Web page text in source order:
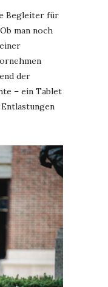
Begleiter für
man noch
der
– ein Tablet